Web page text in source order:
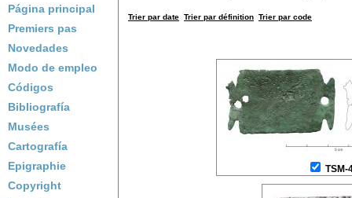
Página principal
Premiers pas
Novedades
Modo de empleo
Códigos
Bibliografía
Musées
Cartografía
Epigraphie
Copyright
Trier par date Trier par définition Trier par code
TSM-